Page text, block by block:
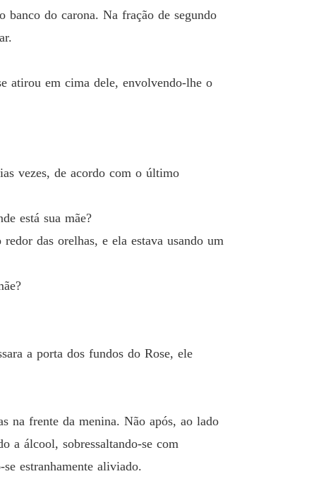
banco do carona. Na fração de segundo
atirou em cima dele, envolvendo-lhe o
vezes, de acordo com o último
está sua mãe?
das orelhas, e ela estava usando um
a porta dos fundos do Rose, ele
na frente da menina. Não após, ao lado
a álcool, sobressaltando-se com
estranhamente aliviado.